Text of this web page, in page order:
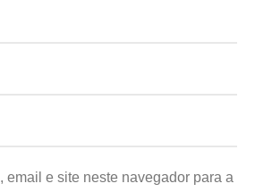
email e site neste navegador para a